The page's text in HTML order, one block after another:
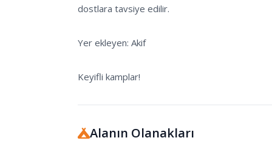
dostlara tavsiye edilir.
Yer ekleyen: Akif
Alanın Olanakları